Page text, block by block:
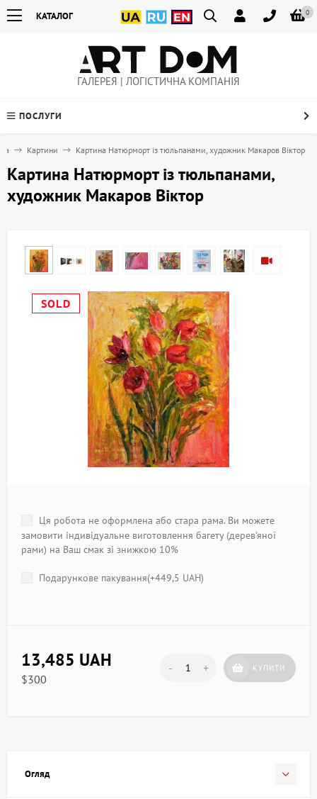
0
КАТАЛОГ
ГАЛЕРЕЯ | ЛОГІСТИЧНА КОМПАНІЯ
ПОСЛУГИ
Картини Картина Натюрморт із тюльпанами, художник Макаров Віктор
Картина Натюрморт із тюльпанами,
художник Макаров Віктор
SOLD
Ця робота не оформлена або стара рама. Ви можете
замовити індивідуальне виготовлення багету (дерев'яної
рами) на Ваш смак зі знижкою 10%
Подарункове пакування(+449,5 UAH)
13,485 UAH
$300
- + КУПИТИ
Огляд